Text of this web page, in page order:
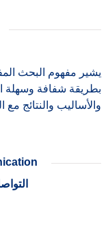
يشير مفهوم البحث
بطريقة شفافة وسهلة
والأساليب والنتائج